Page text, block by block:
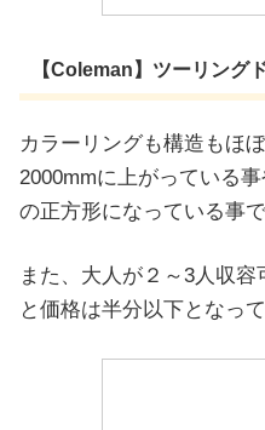
【Coleman】ツーリング
カラーリングも構造もほ
2000mmに上がっている
の正方形になっている事で
また、大人が２～3人収
と価格は半分以下となって